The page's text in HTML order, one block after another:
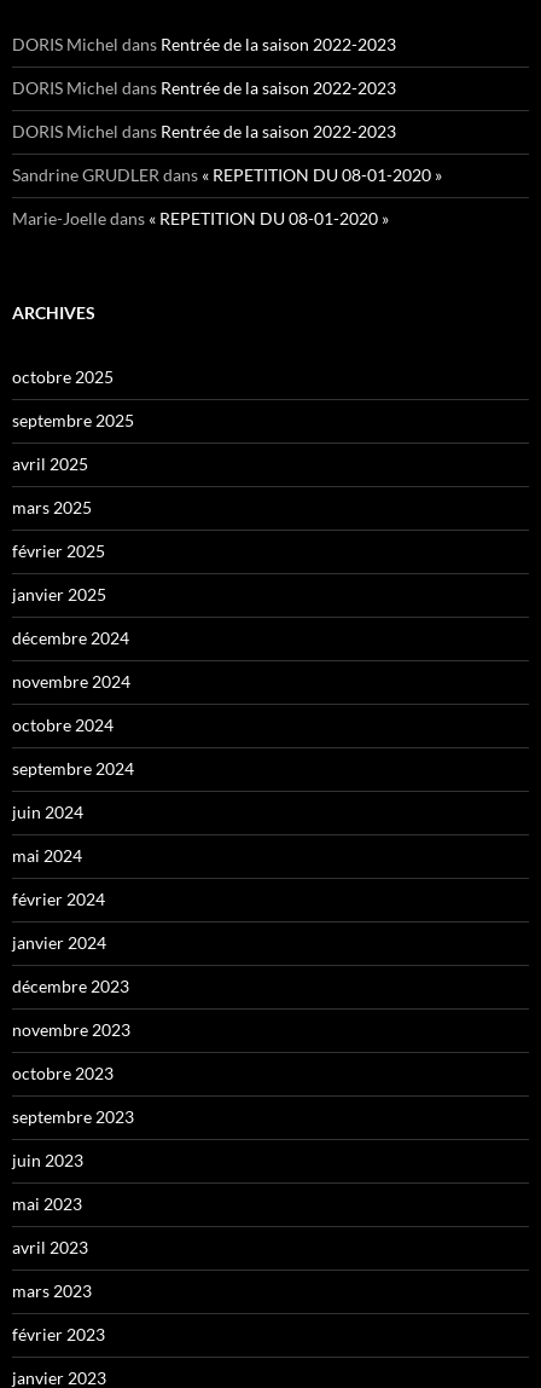
DORIS Michel dans Rentrée de la saison 2022-2023
DORIS Michel dans Rentrée de la saison 2022-2023
DORIS Michel dans Rentrée de la saison 2022-2023
Sandrine GRUDLER dans « REPETITION DU 08-01-2020 »
Marie-Joelledans « REPETITION DU 08-01-2020 »
ARCHIVES
octobre 2025
septembre 2025
avril 2025
mars 2025
février 2025
janvier 2025
décembre 2024
novembre 2024
octobre 2024
septembre 2024
juin 2024
mai 2024
février 2024
janvier 2024
décembre 2023
novembre 2023
octobre 2023
septembre 2023
juin 2023
mai 2023
avril 2023
mars 2023
février 2023
janvier 2023